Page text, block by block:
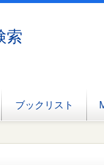
索
ブックリスト